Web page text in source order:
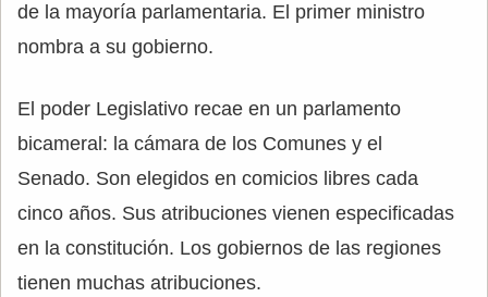
de la mayoría parlamentaria. El primer ministro
nombra a su gobierno.
El poder Legislativo recae en un parlamento
bicameral: la cámara de los Comunes y el
Senado. Son elegidos en comicios libres cada
cinco años. Sus atribuciones vienen especificadas
en la constitución. Los gobiernos de las regiones
tienen muchas atribuciones.